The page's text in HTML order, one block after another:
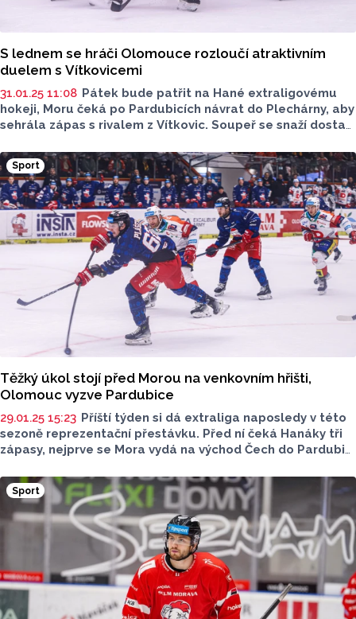
S lednem se hráči Olomouce rozloučí atraktivním
duelem s Vítkovicemi
31.01.25 11:08 Pátek bude patřit na Hané extraligovému
hokeji, Moru čeká po Pardubicích návrat do Plechárny, aby
sehrála zápas s rivalem z Vítkovic. Soupeř se snaží dostat
má trenér Varaďa a nové tváře kádru soupeře. Kohouti
by naopak rádi znovu nastartovali sérii výher na domácím
ledě a cílem bude taktéž udržet se na pozicích pro play-
off. Kdo se více přiblíží svému cíli můžete sledovat od 18
hodin, kdy utkání začíná.
Sport
Těžký úkol stojí před Morou na venkovním hřišti,
Olomouc vyzve Pardubice
29.01.25 15:23 Příští týden si dá extraliga naposledy v této
sezoně reprezentační přestávku. Před ní čeká Hanáky tři
zápasy, nejprve se Mora vydá na východ Čech do Pardubic.
hráči dosud neporazili a lehké to nebude ani na čtvrtý
pokus v pardubické Enteria aréně. Počínání svěřenců Jana
Tomajka můžete sledovat od 18 hodin.
Sport